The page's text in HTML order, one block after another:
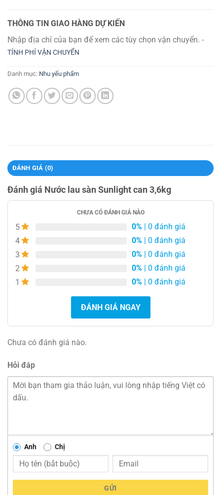
THÔNG TIN GIAO HÀNG DỰ KIẾN
Nhập địa chỉ của bạn để xem các tùy chọn vận chuyển. -
TÍNH PHÍ VẬN CHUYỂN
Danh mục: Nhu yếu phẩm
ĐÁNH GIÁ (0)
Đánh giá Nước lau sàn Sunlight can 3,6kg
CHƯA CÓ ĐÁNH GIÁ NÀO
5 0% | 0 đánh giá
4
0% | 0 đánh giá
3
0% | 0 đánh giá
2
0% | 0 đánh giá
1
0% | 0 đánh giá
ĐÁNH GIÁ NGAY
Chưa có đánh giá nào.
Hỏi đáp
Anh Chị
GỬI